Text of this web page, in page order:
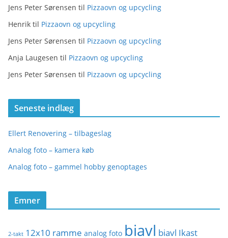
Jens Peter Sørensen til Pizzaovn og upcycling
Henrik til Pizzaovn og upcycling
Jens Peter Sørensen til Pizzaovn og upcycling
Anja Laugesen til Pizzaovn og upcycling
Jens Peter Sørensen til Pizzaovn og upcycling
Seneste indlæg
Ellert Renovering – tilbageslag
Analog foto – kamera køb
Analog foto – gammel hobby genoptages
Emner
2-takt 12x10 ramme analog foto biavl biavl Ikast